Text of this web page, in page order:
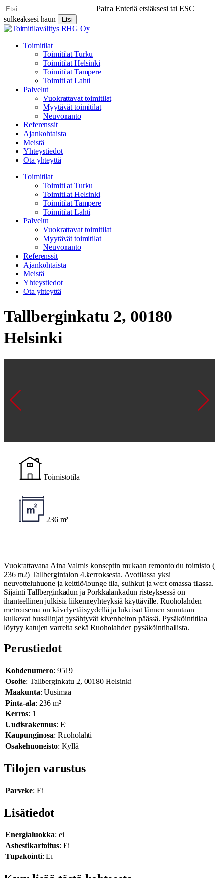
Skip
to
main
content
Paina Enteriä etsiäksesi tai ESC
sulkeaksesi haun
Etsi
Close
Menu
Toimitilat
Toimitilat Turku
Toimitilat Helsinki
Toimitilat Tampere
Toimitilat Lahti
Palvelut
Vuokrattavat toimitilat
Myytävät toimitilat
Neuvonanto
Referenssit
Ajankohtaista
Meistä
Yhteystiedot
Ota yhteyttä
Toimitilat
Toimitilat Turku
Toimitilat Helsinki
Toimitilat Tampere
Toimitilat Lahti
Palvelut
Vuokrattavat toimitilat
Myytävät toimitilat
Neuvonanto
Referenssit
Ajankohtaista
Meistä
Yhteystiedot
Ota yhteyttä
Tallberginkatu 2, 00180
Helsinki
Toimistotila
236 m²
Vuokrattavana Aina Valmis konseptin mukaan remontoidu toimisto (
236 m2) Tallbergintalon 4.kerroksesta. Avotilassa yksi
neuvotteluhuone ja keittiö/lounge tila, suihkut ja wc:t omassa tilassa.
Sijainti Tallberginkadun ja Porkkalankadun risteyksessä on
ihanteellinen julkisia liikenneyhteyksiä käyttäville. Ruoholahden
metroasema on kävelyetäisyydellä ja lukuisat lännen suuntaan
kulkevat bussilinjat pysähtyvät kivenheiton päässä. Pysäköintitilaa
löytyy katujen varrelta sekä Ruoholahden pysäköintihallista.
Perustiedot
Kohdenumero: 9519
Osoite: Tallberginkatu 2, 00180 Helsinki
Maakunta: Uusimaa
Pinta-ala: 236 m²
Kerros: 1
Uudisrakennus: Ei
Kaupunginosa: Ruoholahti
Osakehuoneisto: Kyllä
Tilojen varustus
Parveke: Ei
Lisätiedot
Energialuokka: ei
Asbestikartoitus: Ei
Tupakointi: Ei